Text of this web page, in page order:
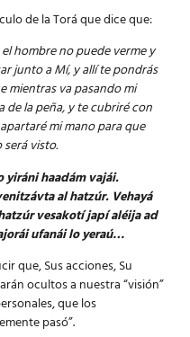
de la Torá que dice que:
hombre no puede verme y
junto a Mí, y allí te pondrás
mientras va pasando mi
de la peña, y te cubriré con
mi mano para que
será visto.
yiráni haadám vajái.
al hatzúr. Vehayá
vesakotí japí aléija ad
ufanái lo yeraú…
que, Sus acciones, Su
ocultos a nuestra “visión”
que los
pasó”.